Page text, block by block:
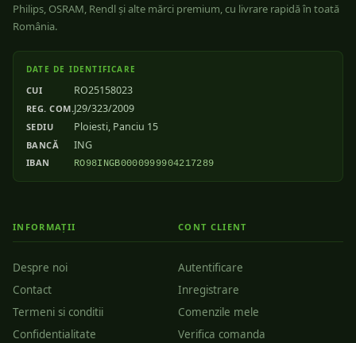
Philips, OSRAM, Rendl și alte mărci premium, cu livrare rapidă în toată
România.
DATE DE IDENTIFICARE
CUI RO25158023
REG. COM.J29/323/2009
SEDIU Ploiesti, Panciu 15
BANCĂ ING
IBAN RO98INGB0000999904217289
INFORMAȚII
Despre noi
Contact
Termeni si conditii
Confidentialitate
CONT CLIENT
Autentificare
Inregistrare
Comenzile mele
Verifica comanda